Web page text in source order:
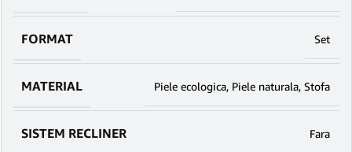
FORMAT Set
MATERIAL Piele ecologica, Piele naturala, Stofa
SISTEM RECLINER Fara